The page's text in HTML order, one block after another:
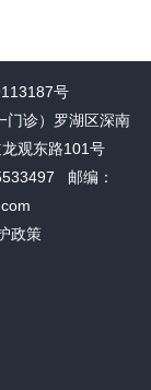
号
门诊）罗湖区深南
观东路101号
邮编：
政策